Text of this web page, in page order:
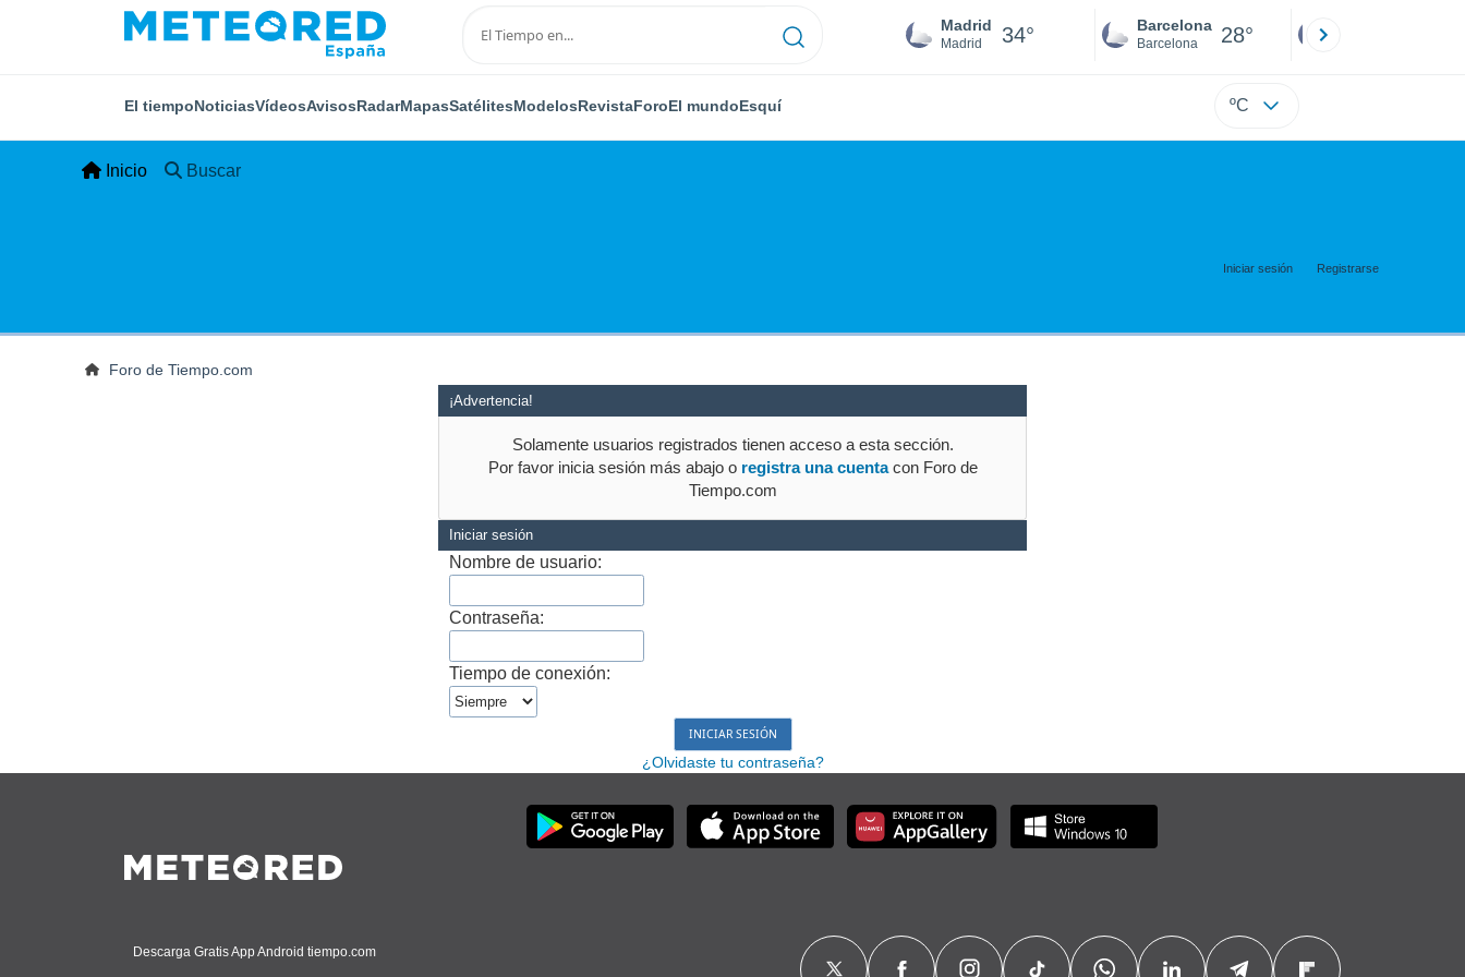
Madrid
Madrid 34° Barcelona
Barcelona 28°
El tiempoNoticiasVídeosAvisosRadarMapasSatélitesModelosRevistaForoEl mundoEsquí ºC
Inicio Buscar
Iniciar sesión Registrarse
Foro de Tiempo.com
¡Advertencia!
Solamente usuarios registrados tienen acceso a esta sección.
Por favor inicia sesión más abajo o registra una cuentacon Foro de
Tiempo.com
Iniciar sesión
Nombre de usuario:
Contraseña:
Tiempo de conexión:
¿Olvidaste tu contraseña?
Descarga Gratis App Android tiempo.com